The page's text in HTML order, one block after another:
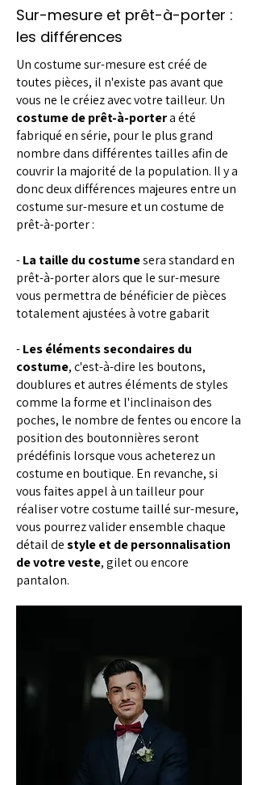
Sur-mesure et prêt-à-porter :
les différences
Un costume sur-mesure est créé de
toutes pièces, il n'existe pas avant que
vous ne le créiez avec votre tailleur. Un
costume de prêt-à-portera été
fabriqué en série, pour le plus grand
nombre dans différentes tailles afin de
couvrir la majorité de la population. Il y a
donc deux différences majeures entre un
costume sur-mesure et un costume de
prêt-à-porter :
-La taille du costumesera standard en
prêt-à-porter alors que le sur-mesure
vous permettra de bénéficier de pièces
totalement ajustées à votre gabarit
-Les éléments secondaires du
costume, c'est-à-dire les boutons,
doublures et autres éléments de styles
comme la forme et l'inclinaison des
poches, le nombre de fentes ou encore la
position des boutonnières seront
prédéfinis lorsque vous acheterez un
costume en boutique. En revanche, si
vous faites appel à un tailleur pour
réaliser votre costume taillé sur-mesure,
vous pourrez valider ensemble chaque
détail destyle et de personnalisation
de votre veste, gilet ou encore
pantalon.